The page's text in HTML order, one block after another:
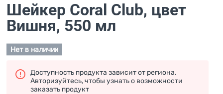
Шейкер Coral Club, цвет
Вишня, 550 мл
Нет в наличии
Доступность продукта зависит от региона.
Авторизуйтесь, чтобы узнать о возможности
заказать продукт